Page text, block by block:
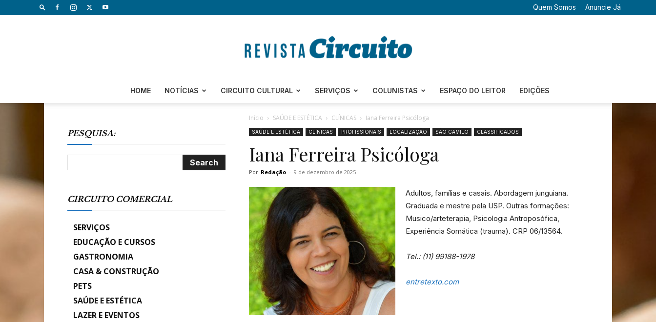
Quem Somos Anuncie Já
Revista
Circuito
–
Portal
HOME NOTÍCIAS CIRCUITO CULTURAL SERVIÇOS COLUNISTAS ESPAÇO DO LEITOR EDIÇÕES
Início SAÚDE E ESTÉTICA CLÍNICAS Iana Ferreira Psicóloga
SAÚDE E ESTÉTICA CLÍNICAS PROFISSIONAIS LOCALIZAÇÃO SÃO CAMILO CLASSIFICADOS
Iana Ferreira Psicóloga
Por Redação - 9 de dezembro de 2025
Adultos, famílias e casais. Abordagem junguiana.
Graduada e mestre pela USP. Outras formações:
Musico/arteterapia, Psicologia Antroposófica,
Experiência Somática (trauma). CRP 06/13564.
Tel.: (11) 99188-1978
entretexto.com
PESQUISA:
CIRCUITO COMERCIAL
SERVIÇOS
EDUCAÇÃO E CURSOS
GASTRONOMIA
CASA & CONSTRUÇÃO
PETS
SAÚDE E ESTÉTICA
LAZER E EVENTOS